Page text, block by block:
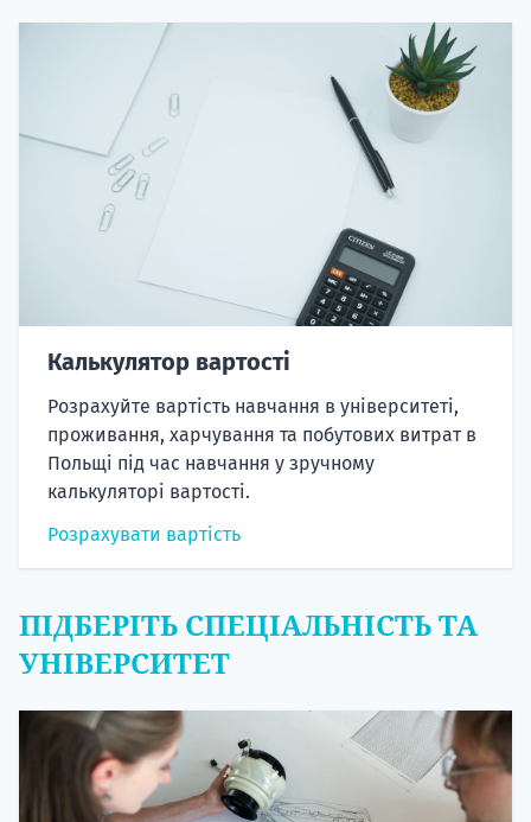
Калькулятор вартості
Розрахуйте вартість навчання в університеті,
проживання, харчування та побутових витрат в
Польщі під час навчання у зручному
калькуляторі вартості.
Розрахувати вартість
ПІДБЕРІТЬ СПЕЦІАЛЬНІСТЬ ТА
УНІВЕРСИТЕТ